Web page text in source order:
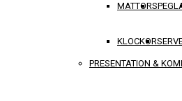
MATTOR
KLOCKOR
PRESENTATION &